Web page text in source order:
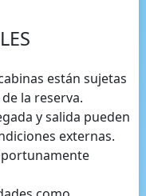
están sujetas
la reserva.
y salida pueden
externas.